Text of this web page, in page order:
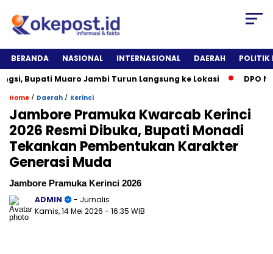
BERANDA NASIONAL INTERNASIONAL DAERAH
POLITIK
Muaro Jambi Turun Langsung ke Lokasi
DPO
Home / Daerah / Kerinci
Jambore Pramuka Kwarcab Kerinci
2026 Resmi Dibuka, Bupati Monadi
Tekankan Pembentukan Karakter
Generasi Muda
Jambore Pramuka Kerinci 2026
ADMIN
- Jurnalis
Kamis, 14 Mei 2026 - 16:35 WIB